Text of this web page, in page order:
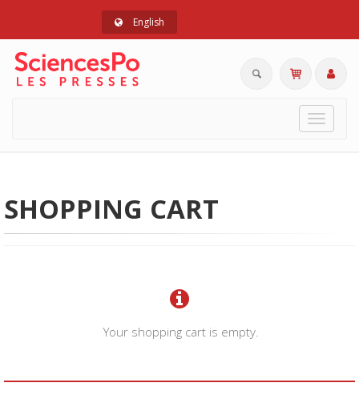
English
Toggle
SHOPPING CART
Your shopping cart is empty.